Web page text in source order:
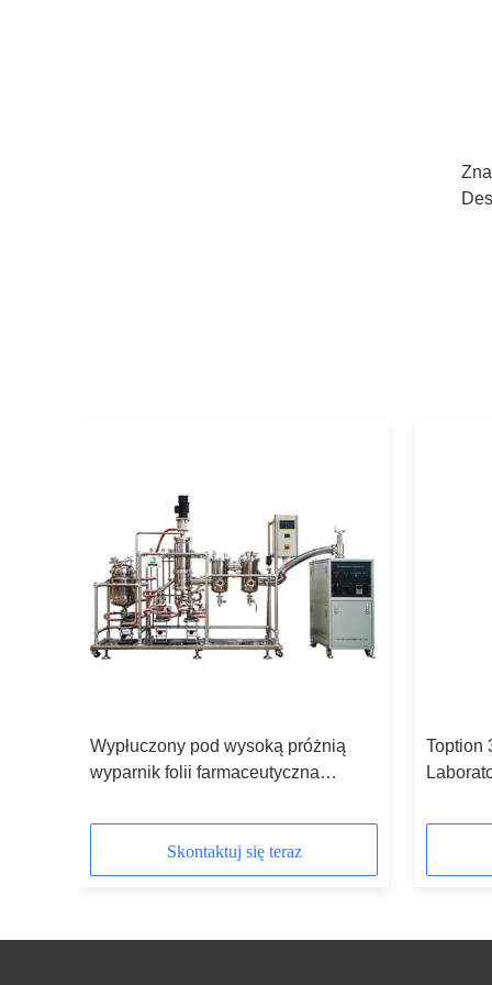
Wypłuczony pod wysoką próżnią
wyparnik folii farmaceutyczna
krótkodystansowa
Skontaktuj się teraz
Toption